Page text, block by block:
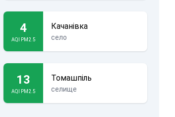
4
AQI PM2.5
Качанівка
село
13
AQI PM2.5
Томашпіль
селище